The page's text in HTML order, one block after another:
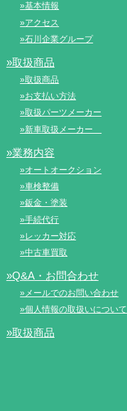
»基本情報
»アクセス
»石川企業グループ
»取扱商品
»取扱商品
»お支払い方法
»取扱パーツメーカー
»新車取扱メーカー
»業務内容
»オートオークション
»車検整備
»鈑金・塗装
»手続代行
»レッカー対応
»中古車買取
»Q&A・お問合わせ
»メールでのお問い合わせ
»個人情報の取扱いについて
»取扱商品